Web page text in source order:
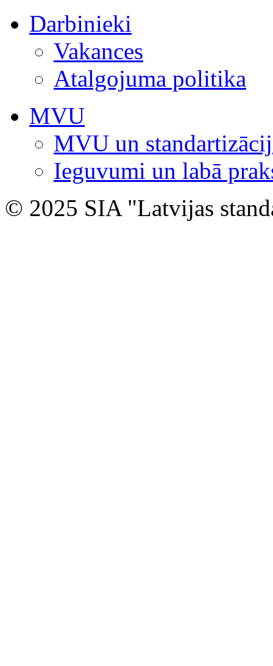
Darbinieki
Vakances
Atalgojuma politika
MVU
MVU un
Ieguvumi un labā
© 2025 SIA "Latvijas